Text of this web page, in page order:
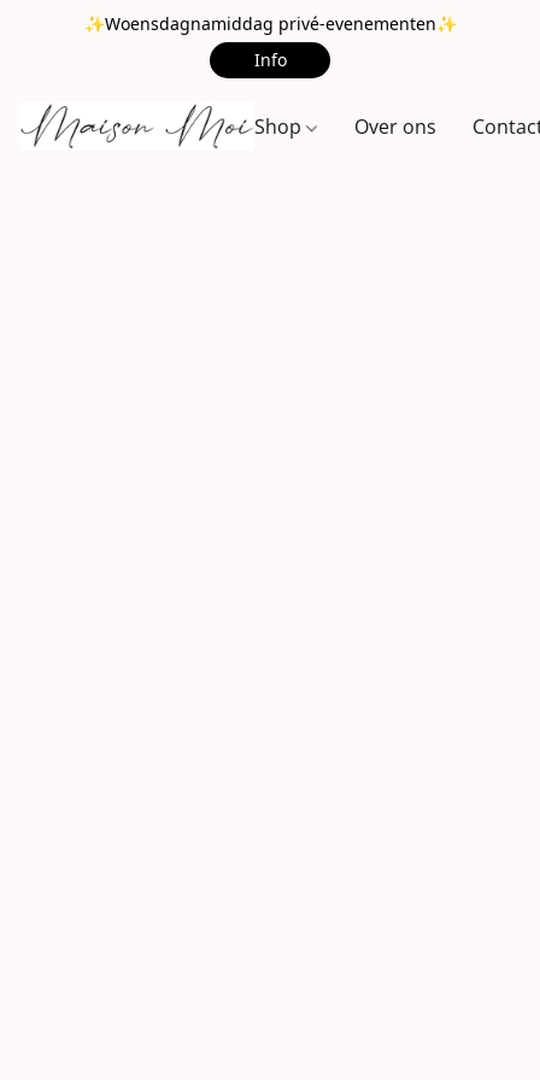
✨Woensdagnamiddag privé-evenementen✨
Info
Shop Over ons